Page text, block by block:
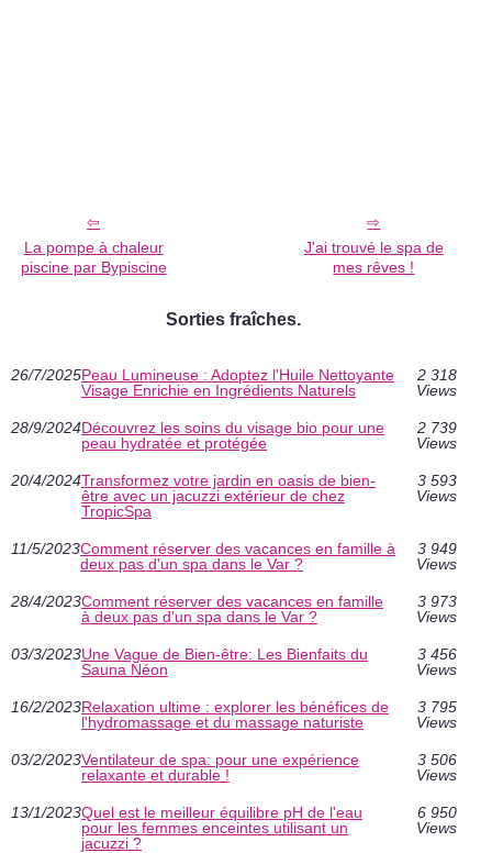
La pompe à chaleur
piscine par Bypiscine
J'ai trouvé le spa de
mes rêves !
Sorties fraîches.
26/7/2025Peau Lumineuse : Adoptez l'Huile Nettoyante
Visage Enrichie en Ingrédients Naturels
2 318
Views
28/9/2024Découvrez les soins du visage bio pour une
peau hydratée et protégée
2 739
Views
20/4/2024Transformez votre jardin en oasis de bien-
être avec un jacuzzi extérieur de chez
TropicSpa
3 593
Views
11/5/2023Comment réserver des vacances en famille à
deux pas d'un spa dans le Var ?
3 949
Views
28/4/2023Comment réserver des vacances en famille
à deux pas d'un spa dans le Var ?
3 973
Views
03/3/2023Une Vague de Bien-être: Les Bienfaits du
Sauna Néon
3 456
Views
16/2/2023Relaxation ultime : explorer les bénéfices de
l'hydromassage et du massage naturiste
3 795
Views
03/2/2023Ventilateur de spa: pour une expérience
relaxante et durable !
3 506
Views
13/1/2023Quel est le meilleur équilibre pH de l'eau
pour les femmes enceintes utilisant un
jacuzzi ?
6 950
Views